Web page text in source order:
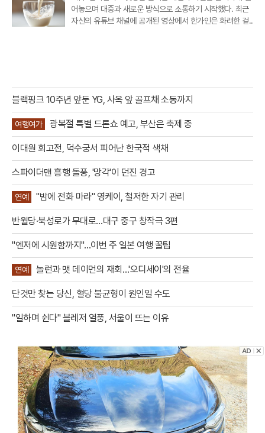
어놓으며 대중과 새로운 방식으로 소통하기 시작했다. 최근
자신의 유튜브 채널에 공개된 영상에서 한가인은 화려한 겉..
블랙핑크 10주년 앞둔 YG, 사옥 앞 골프채 소동까지
여행여가 광복절 특별 드론쇼 예고, 부산은 축제 중
이대원 회고전, 덕수궁서 피어난 한국적 색채
스파이더맨 흥행 돌풍, '망각'이 던진 경고
연예 "밤에 전화 마라" 영케이, 철저한 자기 관리
반월당·북성로가 무대로…대구 중구 창작극 3편
"엔저에 시원함까지"…이번 주 일본 여행 꿀팁
연예 놀런과 맷 데이먼의 재회…'오디세이'의 전율
단것만 찾는 당신, 혈당 불균형이 원인일 수도
"일하며 쉰다" 블레저 열풍, 서울이 뜨는 이유